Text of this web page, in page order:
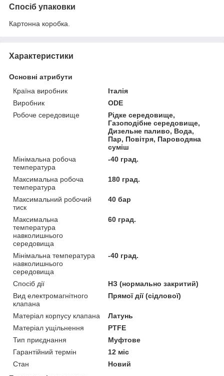
Спосіб упаковки
Картонна коробка.
Характеристики
Основні атрибути
Країна виробник
Італія
Виробник
ODE
Робоче середовище
Рідке середовище,
Газоподібне середовище,
Дизельне паливо, Вода,
Пар, Повітря, Пароводяна
суміш
Мінімальна робоча
температура
-40 град.
Максимальна робоча
температура
180 град.
Максимальний робочий
тиск
40 бар
Максимальна
температура
навколишнього
середовища
60 град.
Мінімальна температура
навколишнього
середовища
-40 град.
Спосіб дії
НЗ (нормально закритий)
Вид електромагнітного
клапана
Прямої дії (сідлової)
Матеріал корпусу клапана
Латунь
Матеріал ущільнення
PTFE
Тип приєднання
Муфтове
Гарантійний термін
12 міс
Стан
Новий